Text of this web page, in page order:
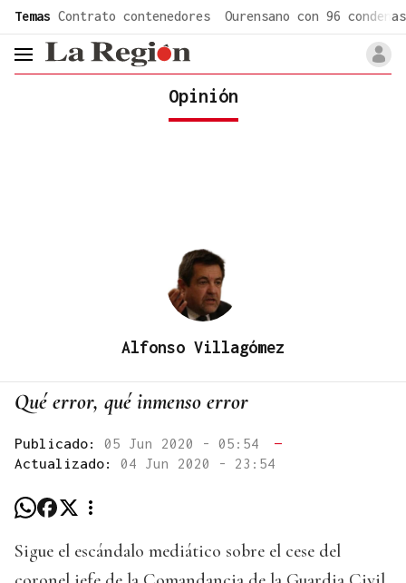
Temas Contrato contenedores Ourensano con 96 condenas
header.menu.open
Opinión
Alfonso Villagómez
Qué error, qué inmenso error
Publicado: 05 Jun 2020 - 05:54
—
Actualizado: 04 Jun 2020 - 23:54
Sigue el escándalo mediático sobre el cese del